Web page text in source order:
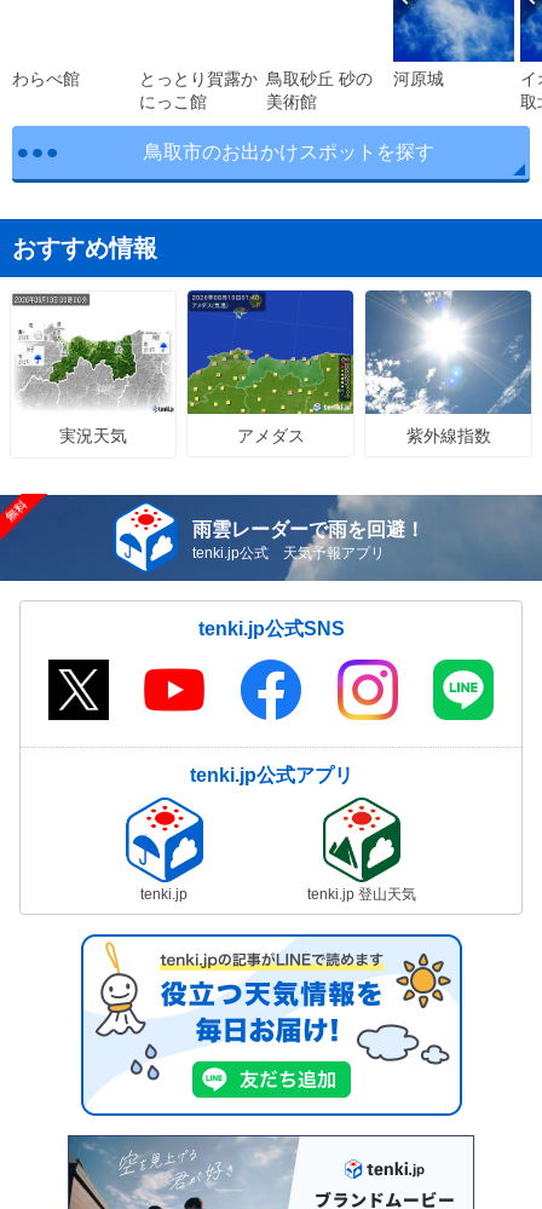
わらべ館
とっとり賀露か
にっこ館
鳥取砂丘 砂の
美術館
河原城
イ
取
鳥取市のお出かけスポットを探す
おすすめ情報
実況天気 アメダス 紫外線指数
雨雲レーダーで雨を回避！
tenki.jp公式 天気予報アプリ
tenki.jp公式SNS
tenki.jp公式アプリ
tenki.jp tenki.jp 登山天気